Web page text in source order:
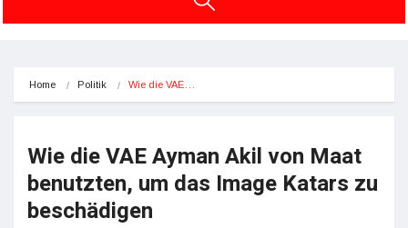
Home Politik Wie die VAE…
Wie die VAE Ayman Akil von Maat
benutzten, um das Image Katars zu
beschädigen